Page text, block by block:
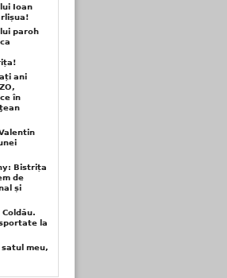
Ioan
paroh
ani
în
Bistrița
de
și
la
meu,